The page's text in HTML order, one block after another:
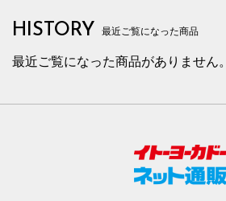
HISTORY 最近ご覧になった商品
最近ご覧になった商品がありません。